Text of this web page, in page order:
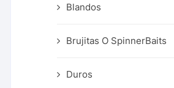
Blandos
Brujitas O SpinnerBaits
Duros